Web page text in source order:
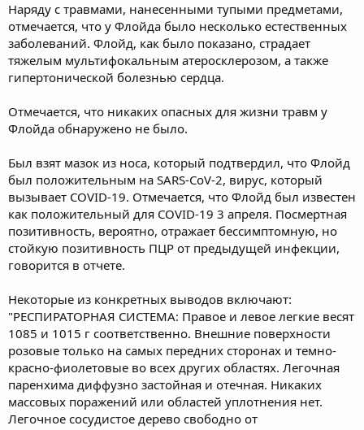
Наряду с травмами, нанесенными тупыми предметами,
отмечается, что у Флойда было несколько естественных
заболеваний. Флойд, как было показано, страдает
тяжелым мультифокальным атеросклерозом, а также
гипертонической болезнью сердца.
Отмечается, что никаких опасных для жизни травм у
Флойда обнаружено не было.
Был взят мазок из носа, который подтвердил, что Флойд
был положительным на SARS-CoV-2, вирус, который
вызывает COVID-19. Отмечается, что Флойд был известен
как положительный для COVID-19 3 апреля. Посмертная
позитивность, вероятно, отражает бессимптомную, но
стойкую позитивность ПЦР от предыдущей инфекции,
говорится в отчете.
Некоторые из конкретных выводов включают:
"РЕСПИРАТОРНАЯ СИСТЕМА: Правое и левое легкие весят
1085 и 1015 г соответственно. Внешние поверхности
розовые только на самых передних сторонах и темно-
красно-фиолетовые во всех других областях. Легочная
паренхима диффузно застойная и отечная. Никаких
массовых поражений или областей уплотнения нет.
Легочное сосудистое дерево свободно от